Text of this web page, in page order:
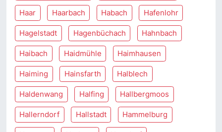
Haar Haarbach Habach Hafenlohr
Hagelstadt Hagenbüchach Hahnbach
Haibach Haidmühle Haimhausen
Haiming Hainsfarth Halblech
Haldenwang Halfing Hallbergmoos
Hallerndorf Hallstadt Hammelburg